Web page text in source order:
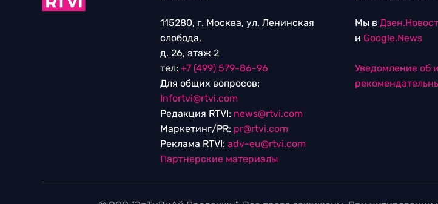
115280, г. Москва, ул. Ленинская
слобода,
д. 26, этаж 2
тел: +7 (499) 579-86-96
Для общих вопросов:
Infortvi@rtvi.com
Редакция RTVI: news@rtvi.com
Маркетинг/PR: pr@rtvi.com
Реклама RTVI: adv-eu@rtvi.com
Партнерские материалы
Мы в
и Google.News
Уведомление об